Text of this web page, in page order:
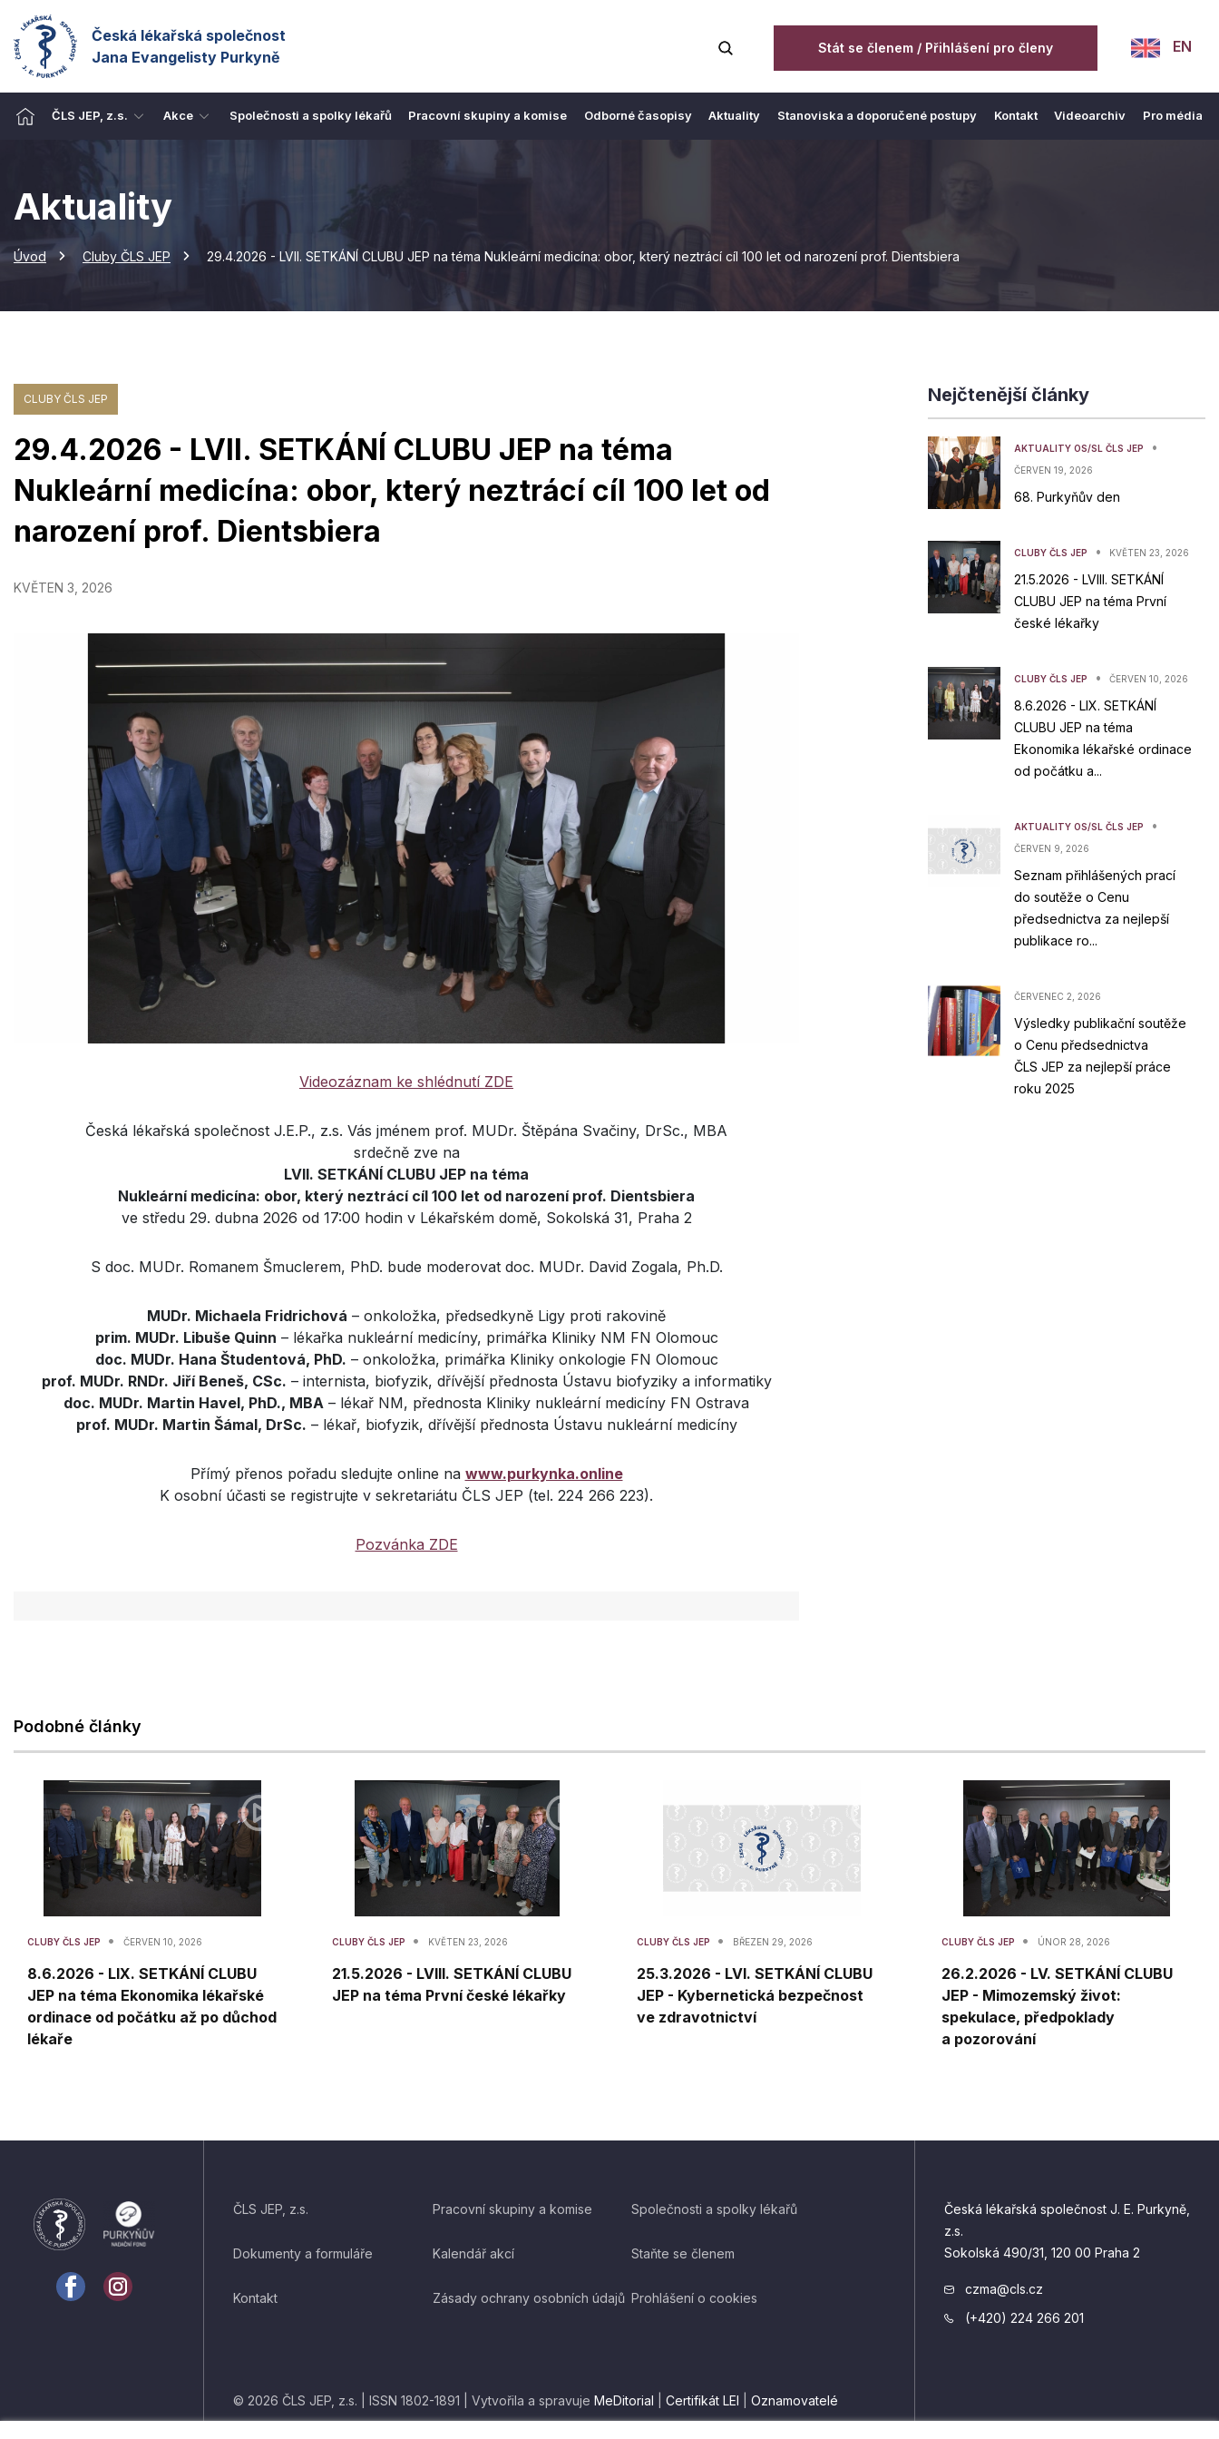
Česká lékařská společnost
Jana Evangelisty Purkyně
ČLS JEP, z.s. Akce Společnosti a spolky lékařů Pracovní skupiny a komise Odborné časopisy Aktuality Stanoviska a doporučené postupy Kontakt Videoarchiv Pro média
Stát se členem / Přihlášení pro členy EN
Aktuality
Úvod Cluby ČLS JEP 29.4.2026 - LVII. SETKÁNÍ CLUBU JEP na téma Nukleární medicína: obor, který neztrácí cíl 100 let od narození prof. Dientsbiera
CLUBY ČLS JEP
29.4.2026 - LVII. SETKÁNÍ CLUBU JEP na téma
Nukleární medicína: obor, který neztrácí cíl 100 let od
narození prof. Dientsbiera
KVĚTEN 3, 2026
Videozáznam ke shlédnutí ZDE
Česká lékařská společnost J.E.P., z.s. Vás jménem prof. MUDr. Štěpána Svačiny, DrSc., MBA
srdečně zve na
LVII. SETKÁNÍ CLUBU JEP na téma
Nukleární medicína: obor, který neztrácí cíl 100 let od narození prof. Dientsbiera
ve středu 29. dubna 2026 od 17:00 hodin v Lékařském domě, Sokolská 31, Praha 2
S doc. MUDr. Romanem Šmuclerem, PhD. bude moderovat doc. MUDr. David Zogala, Ph.D.
MUDr. Michaela Fridrichová – onkoložka, předsedkyně Ligy proti rakovině
prim. MUDr. Libuše Quinn – lékařka nukleární medicíny, primářka Kliniky NM FN Olomouc
doc. MUDr. Hana Študentová, PhD. – onkoložka, primářka Kliniky onkologie FN Olomouc
prof. MUDr. RNDr. Jiří Beneš, CSc. – internista, biofyzik, dřívější přednosta Ústavu biofyziky a informatiky
doc. MUDr. Martin Havel, PhD., MBA – lékař NM, přednosta Kliniky nukleární medicíny FN Ostrava
prof. MUDr. Martin Šámal, DrSc. – lékař, biofyzik, dřívější přednosta Ústavu nukleární medicíny
Přímý přenos pořadu sledujte online na www.purkynka.online
K osobní účasti se registrujte v sekretariátu ČLS JEP (tel. 224 266 223).
Pozvánka ZDE
Nejčtenější články
AKTUALITY OS/SL ČLS JEP •
ČERVEN 19, 2026
68. Purkyňův den
CLUBY ČLS JEP • KVĚTEN 23, 2026
21.5.2026 - LVIII. SETKÁNÍ
CLUBU JEP na téma První
české lékařky
CLUBY ČLS JEP • ČERVEN 10, 2026
8.6.2026 - LIX. SETKÁNÍ
CLUBU JEP na téma
Ekonomika lékařské ordinace
od počátku a...
AKTUALITY OS/SL ČLS JEP •
ČERVEN 9, 2026
Seznam přihlášených prací
do soutěže o Cenu
předsednictva za nejlepší
publikace ro...
ČERVENEC 2, 2026
Výsledky publikační soutěže
o Cenu předsednictva
ČLS JEP za nejlepší práce
roku 2025
Podobné články
CLUBY ČLS JEP • ČERVEN 10, 2026
8.6.2026 - LIX. SETKÁNÍ CLUBU
JEP na téma Ekonomika lékařské
ordinace od počátku až po důchod
lékaře
CLUBY ČLS JEP • KVĚTEN 23, 2026
21.5.2026 - LVIII. SETKÁNÍ CLUBU
JEP na téma První české lékařky
CLUBY ČLS JEP • BŘEZEN 29, 2026
25.3.2026 - LVI. SETKÁNÍ CLUBU
JEP - Kybernetická bezpečnost
ve zdravotnictví
CLUBY ČLS JEP • ÚNOR 28, 2026
26.2.2026 - LV. SETKÁNÍ CLUBU
JEP - Mimozemský život:
spekulace, předpoklady
a pozorování
ČLS JEP, z.s. Pracovní skupiny a komise Společnosti a spolky lékařů
Dokumenty a formuláře Kalendář akcí Staňte se členem
Kontakt Zásady ochrany osobních údajů Prohlášení o cookies
© 2026 ČLS JEP, z.s. | ISSN 1802-1891 | Vytvořila a spravuje MeDitorial Certifikát LEI Oznamovatelé
Česká lékařská společnost J. E. Purkyně,
z.s.
Sokolská 490/31, 120 00 Praha 2
czma@cls.cz
(+420) 224 266 201